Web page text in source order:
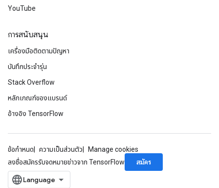
YouTube
การสนับสนุน
เครื่องมือติดตามปัญหา
บันทึกประจำรุ่น
Stack Overflow
หลักเกณฑ์ของแบรนด์
อ้างอิง TensorFlow
ข้อกำหนด ความเป็นส่วนตัว
Manage cookies
ลงชื่อสมัครรับจดหมายข่าวจาก TensorFlow
สมัคร